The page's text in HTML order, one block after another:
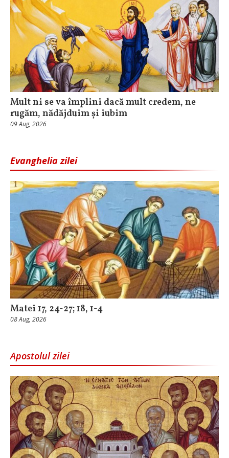
Mult ni se va împlini dacă mult credem, ne
rugăm, nădăjduim și iubim
09 Aug, 2026
Evanghelia zilei
Matei 17, 24-27; 18, 1-4
08 Aug, 2026
Apostolul zilei